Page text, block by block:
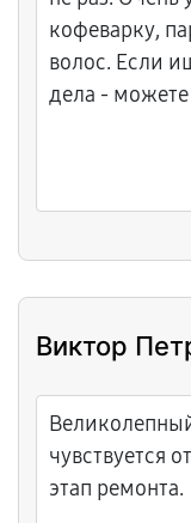
кофеварку,
волос. Если
дела -
Виктор
чувствуется
этап ремонта.